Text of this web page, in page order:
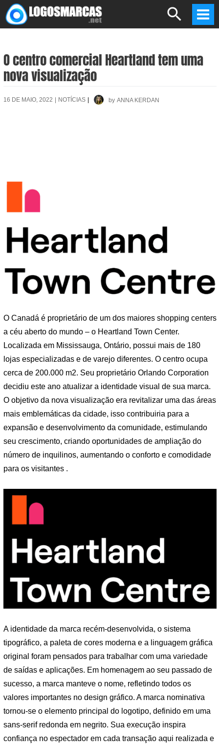
Skip
to
Search
O centro comercial Heartland tem uma
nova visualização
16 DE MAIO, 2022 NOTÍCIAS by ANNA KERDAN
O Canadá é proprietário de um dos maiores shopping centers
a céu aberto do mundo – o Heartland Town Center.
Localizada em Mississauga, Ontário, possui mais de 180
lojas especializadas e de varejo diferentes. O centro ocupa
cerca de 200.000 m2. Seu proprietário Orlando Corporation
decidiu este ano atualizar a identidade visual de sua marca.
O objetivo da nova visualização era revitalizar uma das áreas
mais emblemáticas da cidade, isso contribuiria para a
expansão e desenvolvimento da comunidade, estimulando
seu crescimento, criando oportunidades de ampliação do
número de inquilinos, aumentando o conforto e comodidade
para os visitantes .
A identidade da marca recém-desenvolvida, o sistema
tipográfico, a paleta de cores moderna e a linguagem gráfica
original foram pensados ​​para trabalhar com uma variedade
de saídas e aplicações. Em homenagem ao seu passado de
sucesso, a marca manteve o nome, refletindo todos os
valores importantes no design gráfico. A marca nominativa
tornou-se o elemento principal do logotipo, definido em uma
sans-serif redonda em negrito. Sua execução inspira
confiança no espectador em cada transação aqui realizada e